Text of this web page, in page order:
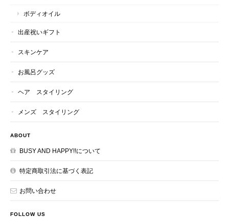
ボディオイル
出産祝いギフト
スキンケア
お風呂グッズ
ヘア スタイリング
メンズ スタイリング
ABOUT
BUSY AND HAPPY!!について
特定商取引法に基づく表記
お問い合わせ
FOLLOW US